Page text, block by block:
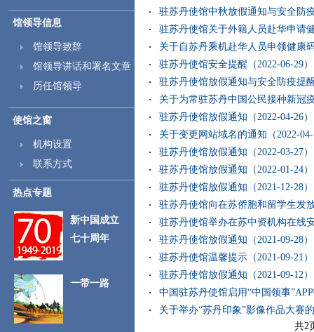
馆领导信息
馆领导致辞
馆领导讲话和署名文章
历任馆领导
使馆之窗
机构设置
联系方式
热点专题
新中国成立
七十周年
一带一路
驻苏丹使馆中秋放假通知与安全防
驻苏丹使馆关于外籍人员赴华申请
关于自苏丹乘机赴华人员申领健康
驻苏丹使馆安全提醒（2022-06-29）
驻苏丹使馆放假通知与安全防疫提
关于为常驻苏丹中国公民接种新冠
驻苏丹使馆放假通知（2022-04-26）
关于变更网站域名的通知（2022-
驻苏丹使馆放假通知（2022-03-27）
驻苏丹使馆放假通知（2022-01-24）
驻苏丹使馆放假通知（2021-12-28）
驻苏丹使馆向在苏侨胞和留学生发
驻苏丹使馆举办在苏中资机构在线
驻苏丹使馆放假通知（2021-09-28）
驻苏丹使馆温馨提示（2021-09-21）
驻苏丹使馆放假通知（2021-09-12）
中国驻苏丹使馆启用“中国领事
关于举办“苏丹印象”影像作品大赛
共2